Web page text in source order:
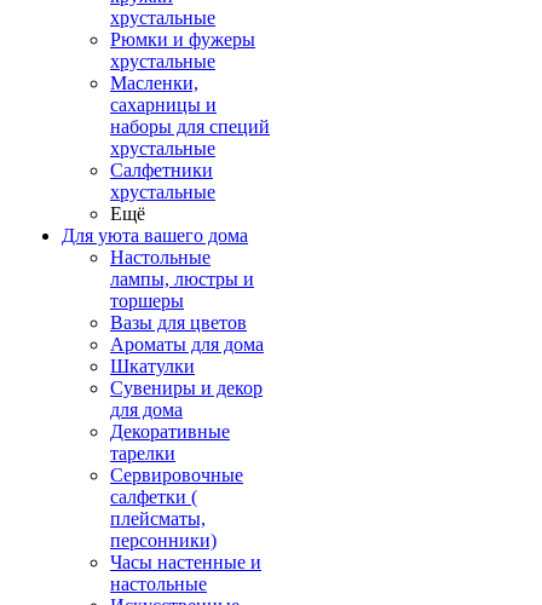
хрустальные
Рюмки и фужеры
хрустальные
Масленки,
сахарницы и
наборы для специй
хрустальные
Салфетники
хрустальные
Ещё
Для уюта вашего дома
Настольные
лампы, люстры и
торшеры
Вазы для цветов
Ароматы для дома
Шкатулки
Сувениры и декор
для дома
Декоративные
тарелки
Сервировочные
салфетки (
плейсматы,
персонники)
Часы настенные и
настольные